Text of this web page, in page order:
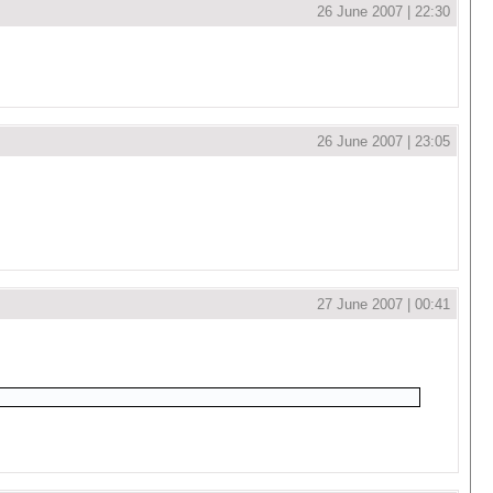
26 June 2007 | 22:30
26 June 2007 | 23:05
27 June 2007 | 00:41